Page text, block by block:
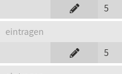
5
eintragen
5